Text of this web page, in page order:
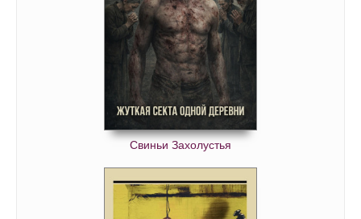
Свиньи Захолустья